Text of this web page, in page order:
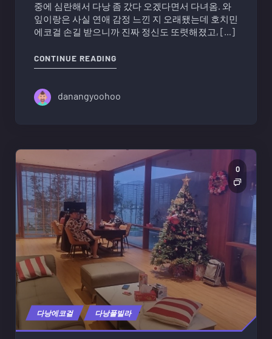
중에 심란해서 다낭 좀 갔다 오겠다면서 다녀옴. 와
잎이랑은 사실 연애 감정 느낀 지 오래됐는데 호치민
에코걸 손길 받으니까 진짜 정신도 또렷해졌고, […]
CONTINUE READING
danangyoohoo
다낭에코걸 다낭풀빌라
0